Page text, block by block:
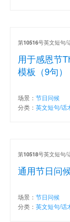
用于感恩节
模板（9句）
第10516号英文短句/
场景： 节日问候
分类： 英文短句/话
通用节日问
第10518号英文短句/
场景： 节日问候
分类： 英文短句/话